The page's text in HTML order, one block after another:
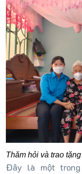
Thăm hỏi và trao
Đây là một